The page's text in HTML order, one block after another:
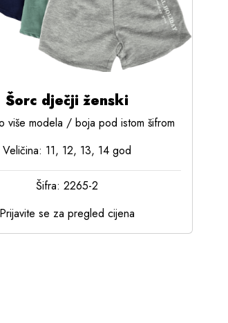
Šorc dječji ženski
više modela / boja pod istom šifrom
Veličina: 11, 12, 13, 14 god
Šifra: 2265-2
Prijavite se za pregled cijena